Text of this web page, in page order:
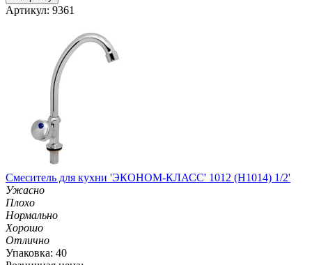
Артикул: 9361
Смеситель для кухни 'ЭКОНОМ-КЛАСС' 1012 (H1014) 1/2'
Ужасно
Плохо
Нормально
Хорошо
Отлично
Упаковка: 40